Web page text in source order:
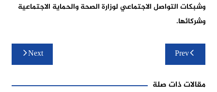
وشبكات التواصل الاجتماعي لوزارة الصحة والحماية الاجتماعية
وشركائها.
تصفّح
المقالات
Prev
Next
مقالات ذات صلة